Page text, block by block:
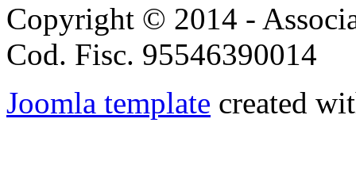
Copyright © 2014 -
Cod. Fisc. 95546390014
Joomla template created